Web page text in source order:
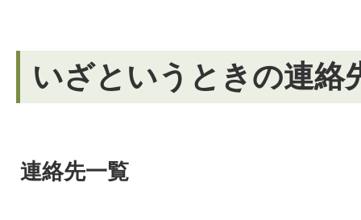
いざというときの連絡
連絡先一覧